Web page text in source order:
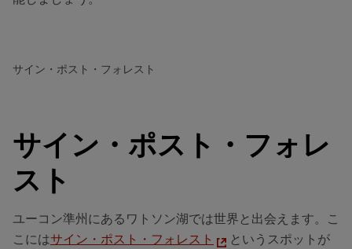
サイン・ポスト・フォレスト
サイン・ポスト・フォレ
スト
ユーコン準州にあるワトソン湖では世界と出会えます。こ
こにはサイン・ポスト・フォレスト
というスポットが